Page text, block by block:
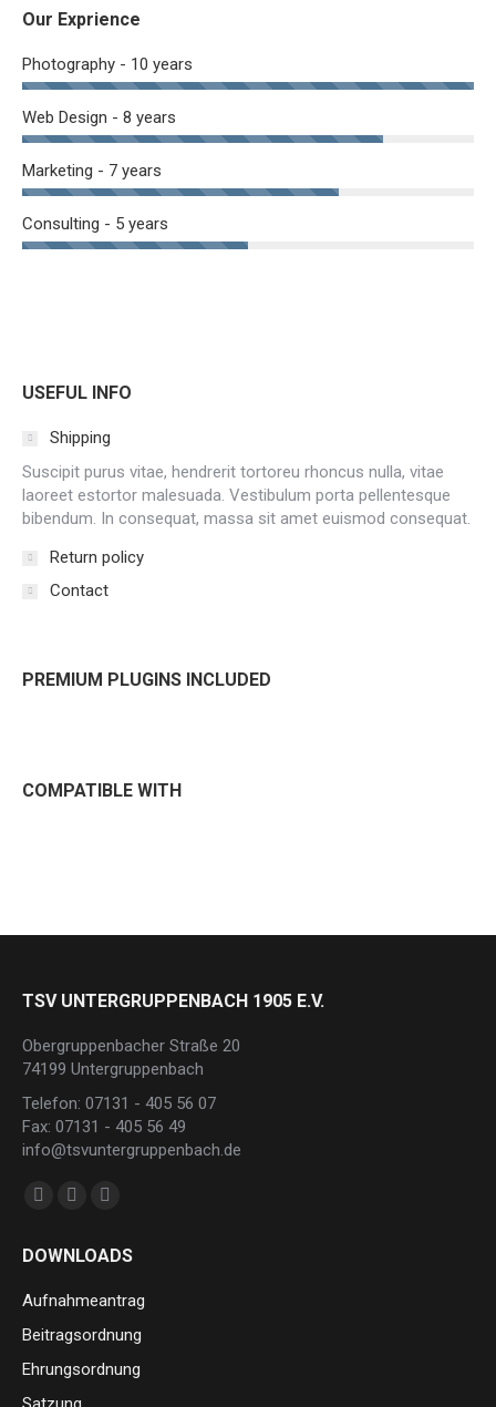
Our Exprience
Photography - 10 years
Web Design - 8 years
Marketing - 7 years
Consulting - 5 years
USEFUL INFO
Shipping
Suscipit purus vitae, hendrerit tortoreu rhoncus nulla, vitae
laoreet estortor malesuada. Vestibulum porta pellentesque
bibendum. In consequat, massa sit amet euismod consequat.
Return policy
Contact
PREMIUM PLUGINS INCLUDED
COMPATIBLE WITH
TSV UNTERGRUPPENBACH 1905 E.V.
Obergruppenbacher Straße 20
74199 Untergruppenbach
Telefon: 07131 - 405 56 07
Fax: 07131 - 405 56 49
info@tsvuntergruppenbach.de
Finden Sie uns auf:
opens
in
opens
in
page
opens
window
DOWNLOADS
Aufnahmeantrag
Beitragsordnung
Ehrungsordnung